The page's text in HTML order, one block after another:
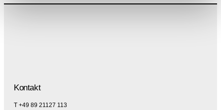
Kontakt
T +49 89 21127 113